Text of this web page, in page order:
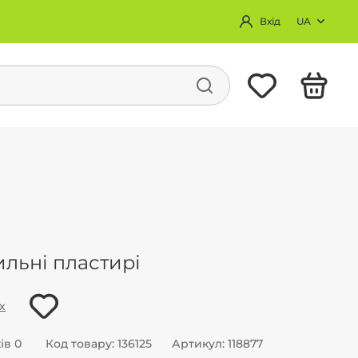
Вхід UA
пластирі
0 Код товару: 136125 Артикул: 118877